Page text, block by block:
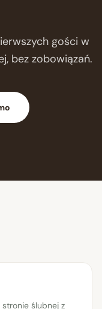
gości w
bez zobowiązań.
ślubnej z